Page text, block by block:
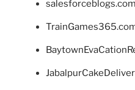
salesforceblogs.com